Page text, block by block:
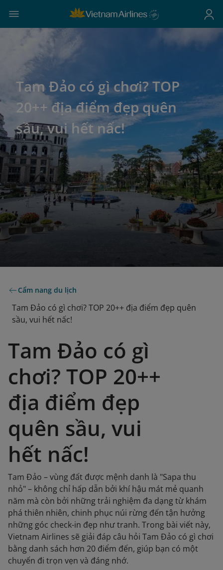
Tam Đảo có gì chơi? TOP
20++ địa điểm đẹp quên
sầu, vui hết nấc!
Cẩm nang du lịch
Tam Đảo có gì chơi? TOP 20++ địa điểm đẹp quên
sầu, vui hết nấc!
Tam Đảo có gì
chơi? TOP 20++
địa điểm đẹp
quên sầu, vui
hết nấc!
Tam Đảo – vùng đất được mệnh danh là "Sapa thu
nhỏ" – không chỉ hấp dẫn bởi khí hậu mát mẻ quanh
năm mà còn bởi những trải nghiệm đa dạng từ khám
phá thiên nhiên, chinh phục núi rừng đến tận hưởng
những góc check-in đẹp như tranh. Trong bài viết này,
Vietnam Airlines sẽ giải đáp câu hỏi Tam Đảo có gì chơi
bằng danh sách hơn 20 điểm đến, giúp bạn có một
chuyến đi trọn vẹn và đáng nhớ.